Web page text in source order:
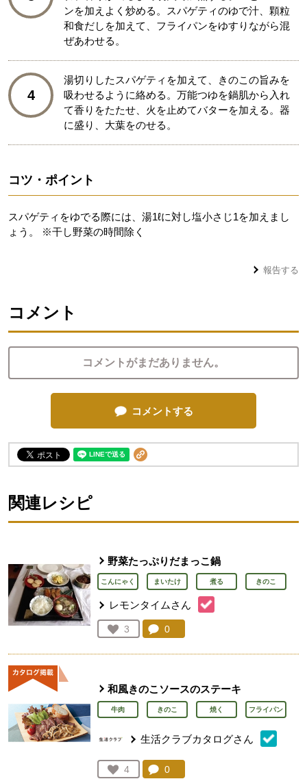
ンを加えよく炒める。スパゲティのゆで汁、顆粒
和食だしを加えて、フライパンをゆすりながら混
ぜあわせる。
4
湯切りしたスパゲティを加えて、きのこの旨みを
吸わせるように絡める。万能つゆを鍋肌から入れ
て香りをたたせ、火を止めてバターを加える。器
に盛り、大葉をのせる。
コツ・ポイント
スパゲティをゆでる際には、湯1ℓに対し塩小さじ1を加えまし
ょう。 ※干し野菜の時間除く
報告する
コメント
コメントがまだありません。
コメントする
関連レシピ
野菜たっぷりだまっこ鍋
こんにゃく まいたけ 煮る きのこ
レモンタイムさん
お気に入り登録：
3
人が登録
コメント：
0
和風きのこソースのステーキ
牛肉 きのこ 焼く フライパン
生活クラブカタログさん
お気に入り登録：
4
コメント：
0